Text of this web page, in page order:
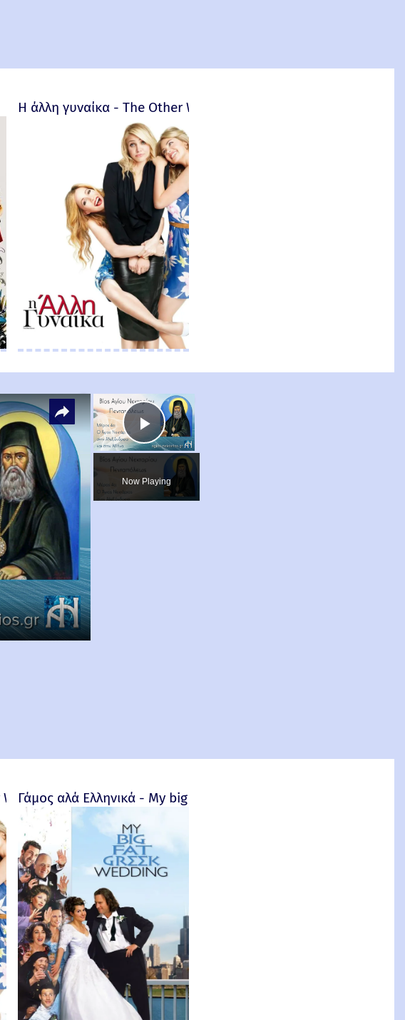
subs)
Η άλλη γυναίκα - The Other Woman – 2014
×
Play
Video
Now Playing
×
– 2014
Γάμος αλά Ελληνικά - My big fat Greek wedding - 2002